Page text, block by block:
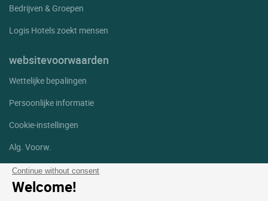
Continue without consent
Welcome!
Bedrijven & Groepen
Logis Hotels zoekt mensen
websitevoorwaarden
Wettelijke bepalingen
Persoonlijke informatie
Cookie-instellingen
Alg. Voorw.
Help
Sitemap